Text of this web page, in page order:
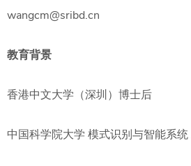
wangcm@sribd.cn
教育背景
香港中文大学（深圳）博士后
中国科学院大学 模式识别与智能系